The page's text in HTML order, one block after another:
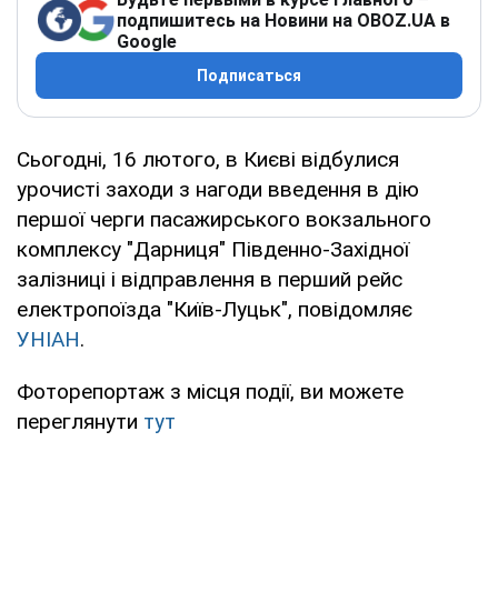
подпишитесь на Новини на OBOZ.UA в
Google
Подписаться
Сьогодні, 16 лютого, в Києві відбулися
урочисті заходи з нагоди введення в дію
першої черги пасажирського вокзального
комплексу "Дарниця" Південно-Західної
залізниці і відправлення в перший рейс
електропоїзда "Київ-Луцьк", повідомляє
УНІАН.
Фоторепортаж з місця події, ви можете
переглянути тут